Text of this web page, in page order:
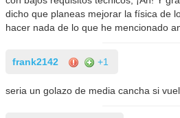
dicho que planeas mejorar la física de
hacer nada de lo que he mencionado
frank2142 +1
seria un golazo de media cancha si